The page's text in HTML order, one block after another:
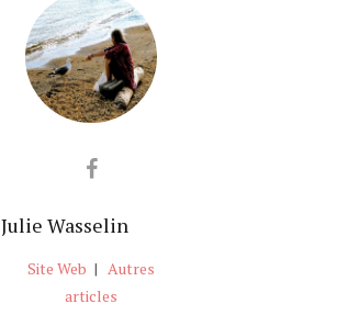
Julie Wasselin
Site Web | Autres
articles